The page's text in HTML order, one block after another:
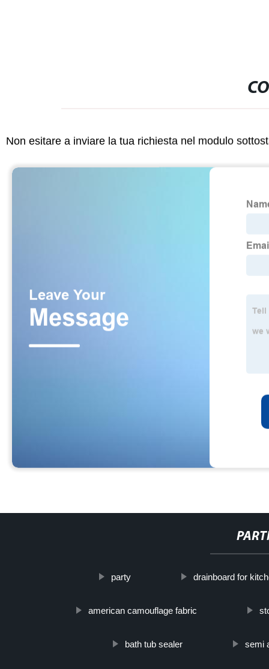
Non esitare a inviare la tua richiesta nel modulo
party drainboard for
american camouflage fabric
bath tub sealer semi